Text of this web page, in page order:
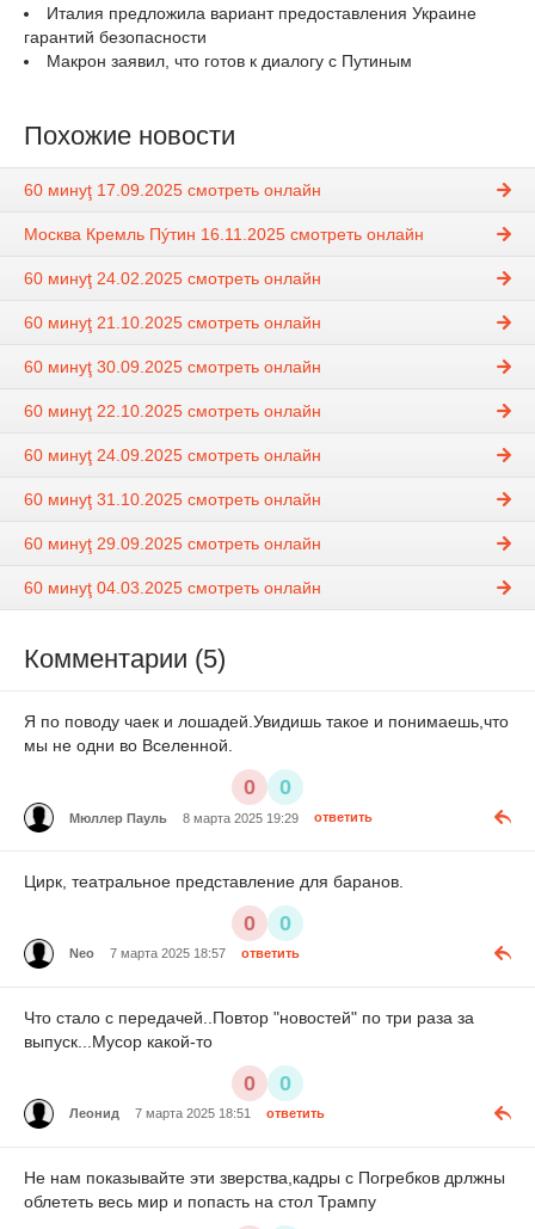
Италия предложила вариант предоставления Украине
гарантий безопасности
Макрон заявил, что готов к диалогу с Путиным
Похожие новости
60 минуţ 17.09.2025 смотреть онлайн
Москва Кремль Пýтин 16.11.2025 смотреть онлайн
60 минуţ 24.02.2025 смотреть онлайн
60 минуţ 21.10.2025 смотреть онлайн
60 минуţ 30.09.2025 смотреть онлайн
60 минуţ 22.10.2025 смотреть онлайн
60 минуţ 24.09.2025 смотреть онлайн
60 минуţ 31.10.2025 смотреть онлайн
60 минуţ 29.09.2025 смотреть онлайн
60 минуţ 04.03.2025 смотреть онлайн
Комментарии (5)
Я по поводу чаек и лошадей.Увидишь такое и понимаешь,что
мы не одни во Вселенной.
0 0
Мюллер Пауль 8 марта 2025 19:29 ответить
Цирк, театральное представление для баранов.
0 0
Neo 7 марта 2025 18:57 ответить
Что стало с передачей..Повтор "новостей" по три раза за
выпуск...Мусор какой-то
0 0
Леонид 7 марта 2025 18:51 ответить
Не нам показывайте эти зверства,кадры с Погребков дрлжны
облететь весь мир и попасть на стол Трампу